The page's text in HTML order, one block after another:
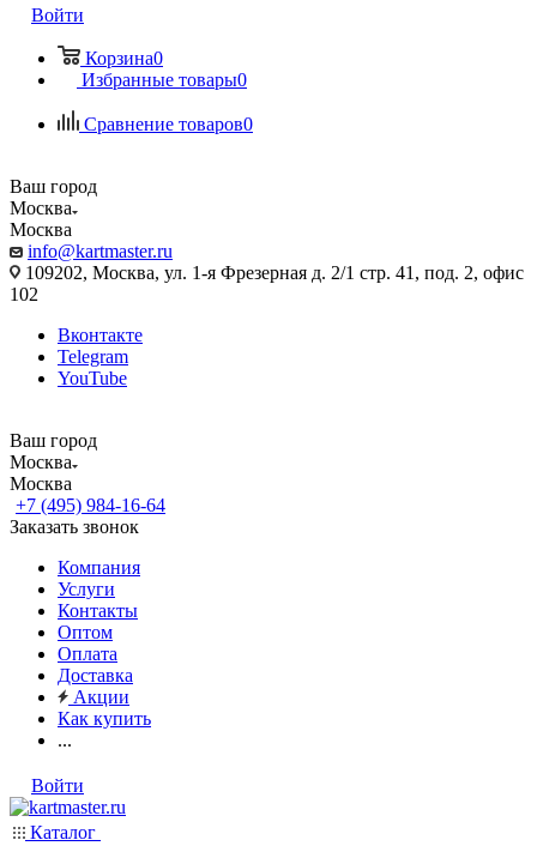
Войти
Корзина0
Избранные товары0
Сравнение товаров0
Ваш город
Москва
Москва
info@kartmaster.ru
109202, Москва, ул. 1-я Фрезерная д. 2/1 стр. 41, под. 2, офис
102
Вконтакте
Telegram
YouTube
Ваш город
Москва
Москва
+7 (495) 984-16-64
Заказать звонок
Компания
Услуги
Контакты
Оптом
Оплата
Доставка
Акции
Как купить
...
Войти
Каталог